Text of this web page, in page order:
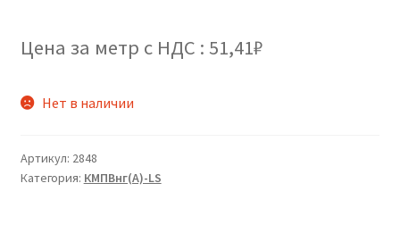
Цена за метр с НДС : 51,41₽
Нет в наличии
Артикул: 2848
Категория: КМПВнг(А)-LS